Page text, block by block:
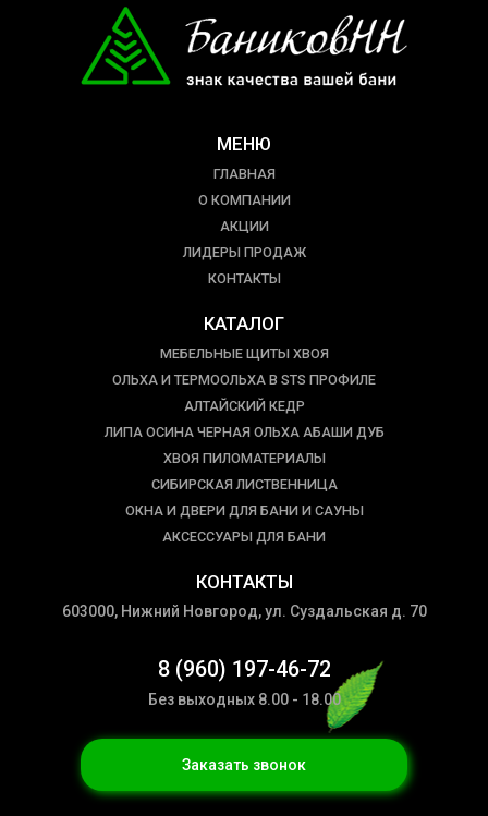
МЕНЮ
ГЛАВНАЯ
О КОМПАНИИ
АКЦИИ
ЛИДЕРЫ ПРОДАЖ
КОНТАКТЫ
КАТАЛОГ
МЕБЕЛЬНЫЕ ЩИТЫ ХВОЯ
ОЛЬХА И ТЕРМООЛЬХА В STS ПРОФИЛЕ
АЛТАЙСКИЙ КЕДР
ЛИПА ОСИНА ЧЕРНАЯ ОЛЬХА АБАШИ ДУБ
ХВОЯ ПИЛОМАТЕРИАЛЫ
СИБИРСКАЯ ЛИСТВЕННИЦА
ОКНА И ДВЕРИ ДЛЯ БАНИ И САУНЫ
АКСЕССУАРЫ ДЛЯ БАНИ
КОНТАКТЫ
603000, Нижний Новгород, ул. Суздальская д. 70
8 (960) 197-46-72
Без выходных 8.00 - 18.00
Заказать звонок